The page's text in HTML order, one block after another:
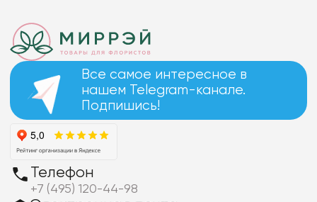
Все самое интересное в
нашем Telegram-канале.
Подпишись!
Телефон
+7 (495) 120-44-98